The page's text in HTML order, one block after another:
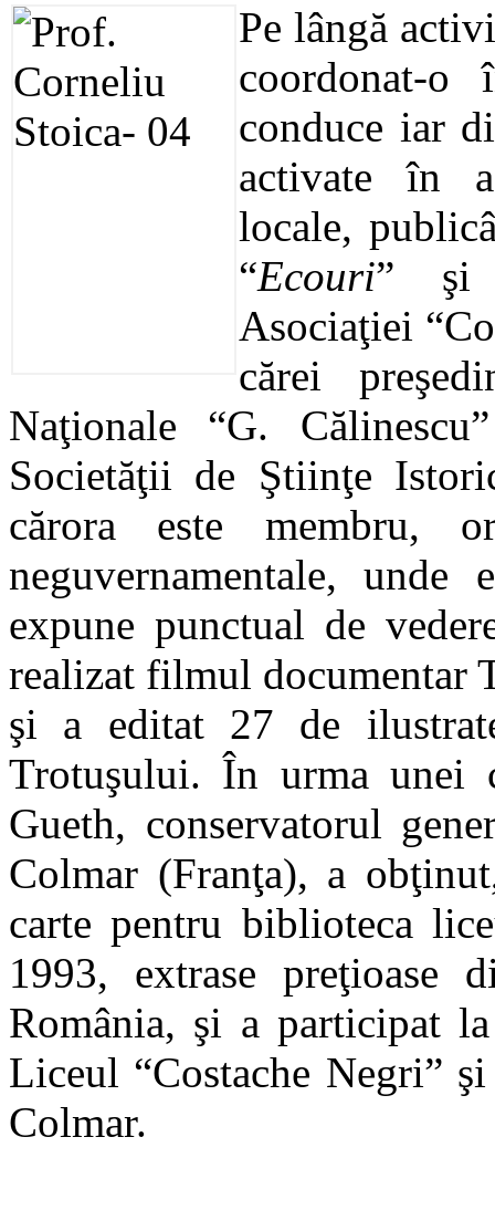
Pe lângă
coordonat-
conduce iar
activate în
locale,
“Ecouri”
Asociaţiei
cărei
Naţionale “G. Călinescu
Societăţii de Ştiinţe
cărora este membru,
neguvernamentale, unde
expune punctual de
realizat filmul documentar
şi a editat 27 de
Trotuşului. În urma unei
Gueth, conservatorul
Colmar (Franţa), a
carte pentru biblioteca
1993, extrase preţioase
România, şi a participat
Liceul “Costache Negri”
Colmar.